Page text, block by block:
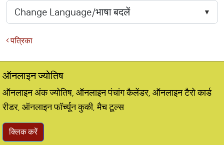
पत्रिका
ऑनलाइन ज्योतिष
ऑनलाइन अंक ज्योतिष, ऑनलाइन पंचांग कैलेंडर, ऑनलाइन टैरो कार्ड
रीडर, ऑनलाइन फॉर्च्यून कुकी, मैच टूल्स
क्लिक करें